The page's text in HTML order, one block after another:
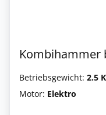
Kombihammer
Betriebsgewicht: 2.5
Motor: Elektro